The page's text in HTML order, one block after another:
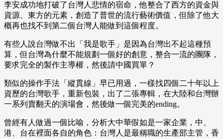
李安成功地打破了台灣人悲情的宿命，他整合了西方的資金與
資源、東方的元素，創造了普世的流行藝術價值，但除了他大
概再也找不到第二個台灣人能做到這個程度。
有些人說台灣做不出「我是歌手」是因為台灣出不起這種預
算，但台灣為什麼不能規劃一個好的創意，整合一流的團隊，
要求完全的製作主導權，然後請中國買單？
類似的操作手法「縱貫線」早已用過，一樣找四個二十年以上
資歷的台灣歌手，重新包裝，出了二張專輯，在大陸和台灣辦
一系列賣翻天的演場會，然後做一個完美的ending。
曾經有人做過一個比喻，分析大中華假如是一家企業，中、
港、台在裡面各自的角色：台灣人是最稱職的生產部主管，香